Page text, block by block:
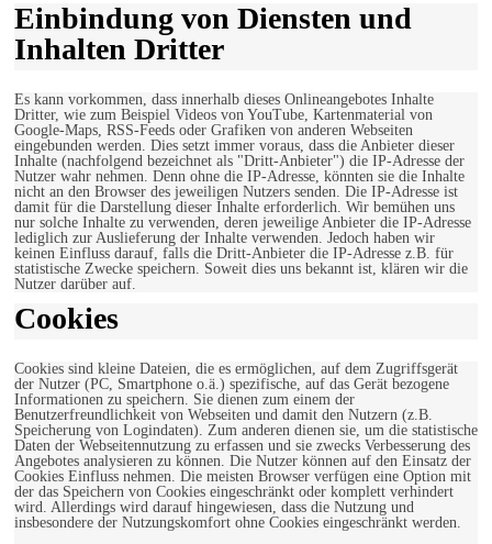
Einbindung von Diensten und
Inhalten Dritter
Es kann vorkommen, dass innerhalb dieses Onlineangebotes Inhalte
Dritter, wie zum Beispiel Videos von YouTube, Kartenmaterial von
Google-Maps, RSS-Feeds oder Grafiken von anderen Webseiten
eingebunden werden. Dies setzt immer voraus, dass die Anbieter dieser
Inhalte (nachfolgend bezeichnet als "Dritt-Anbieter") die IP-Adresse der
Nutzer wahr nehmen. Denn ohne die IP-Adresse, könnten sie die Inhalte
nicht an den Browser des jeweiligen Nutzers senden. Die IP-Adresse ist
damit für die Darstellung dieser Inhalte erforderlich. Wir bemühen uns
nur solche Inhalte zu verwenden, deren jeweilige Anbieter die IP-Adresse
lediglich zur Auslieferung der Inhalte verwenden. Jedoch haben wir
keinen Einfluss darauf, falls die Dritt-Anbieter die IP-Adresse z.B. für
statistische Zwecke speichern. Soweit dies uns bekannt ist, klären wir die
Nutzer darüber auf.
Cookies
Cookies sind kleine Dateien, die es ermöglichen, auf dem Zugriffsgerät
der Nutzer (PC, Smartphone o.ä.) spezifische, auf das Gerät bezogene
Informationen zu speichern. Sie dienen zum einem der
Benutzerfreundlichkeit von Webseiten und damit den Nutzern (z.B.
Speicherung von Logindaten). Zum anderen dienen sie, um die statistische
Daten der Webseitennutzung zu erfassen und sie zwecks Verbesserung des
Angebotes analysieren zu können. Die Nutzer können auf den Einsatz der
Cookies Einfluss nehmen. Die meisten Browser verfügen eine Option mit
der das Speichern von Cookies eingeschränkt oder komplett verhindert
wird. Allerdings wird darauf hingewiesen, dass die Nutzung und
insbesondere der Nutzungskomfort ohne Cookies eingeschränkt werden.